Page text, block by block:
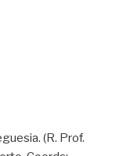
(R. Prof.